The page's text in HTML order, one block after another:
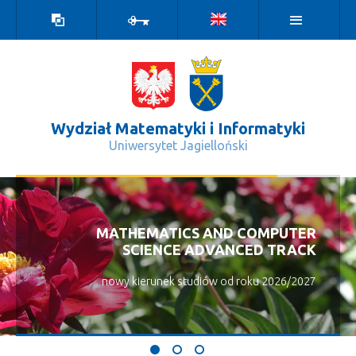
kontrastowa
Wydział Matematyki i Informatyki
Uniwersytet Jagielloński
Bieg w dobrej sprawie - Wydział
MATHEMATICS AND COMPUTER
SCIENCE ADVANCED TRACK
nowy kierunek studiów od roku 2026/2027